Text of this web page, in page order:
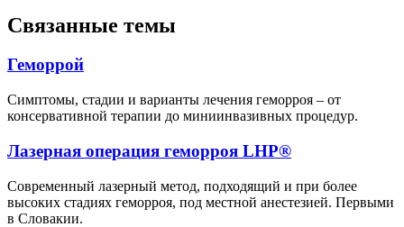
Связанные темы
Геморрой
Симптомы, стадии и варианты лечения геморроя – от
консервативной терапии до миниинвазивных процедур.
Лазерная операция геморроя LHP®
Современный лазерный метод, подходящий и при более
высоких стадиях геморроя, под местной анестезией. Первыми
в Словакии.